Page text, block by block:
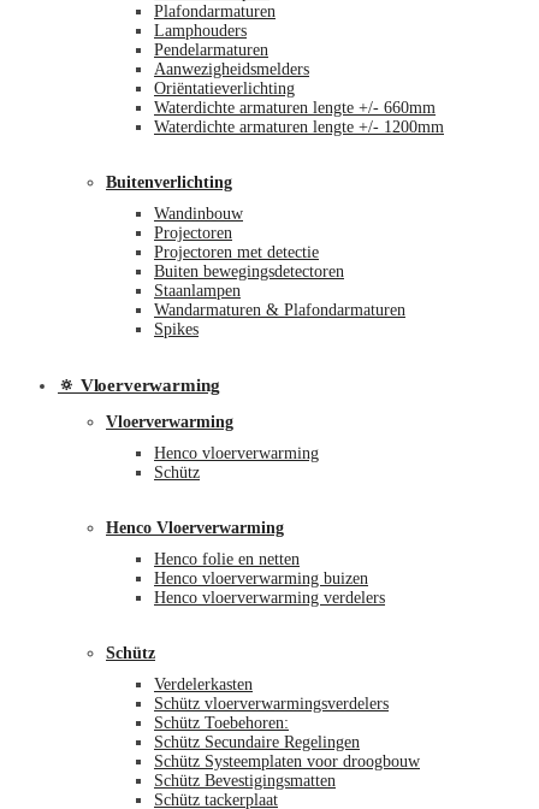
Plafondarmaturen
Lamphouders
Pendelarmaturen
Aanwezigheidsmelders
Oriëntatieverlichting
Waterdichte armaturen lengte +/- 660mm
Waterdichte armaturen lengte +/- 1200mm
Buitenverlichting
Wandinbouw
Projectoren
Projectoren met detectie
Buiten bewegingsdetectoren
Staanlampen
Wandarmaturen & Plafondarmaturen
Spikes
🔅 Vloerverwarming
Vloerverwarming
Henco vloerverwarming
Schütz
Henco Vloerverwarming
Henco folie en netten
Henco vloerverwarming buizen
Henco vloerverwarming verdelers
Schütz
Verdelerkasten
Schütz vloerverwarmingsverdelers
Schütz Toebehoren:
Schütz Secundaire Regelingen
Schütz Systeemplaten voor droogbouw
Schütz Bevestigingsmatten
Schütz tackerplaat